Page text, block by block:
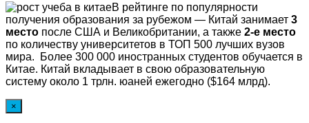
В рейтинге по популярности
получения образования за рубежом — Китай занимает 3
место после США и Великобритании, а также 2-е место
по количеству университетов в ТОП 500 лучших вузов
мира. Более 300 000 иностранных студентов обучается в
Китае. Китай вкладывает в свою образовательную
систему около 1 трлн. юаней ежегодно ($164 млрд).
×